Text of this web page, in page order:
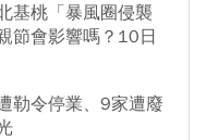
基桃「暴風圈侵襲
節會影響嗎？10日
勒令停業、9家遭廢